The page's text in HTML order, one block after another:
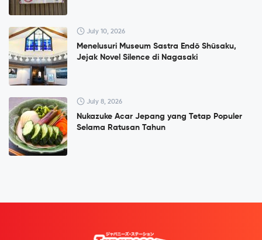
July 10, 2026
Menelusuri Museum Sastra Endō Shūsaku,
Jejak Novel Silence di Nagasaki
July 8, 2026
Nukazuke Acar Jepang yang Tetap Populer
Selama Ratusan Tahun